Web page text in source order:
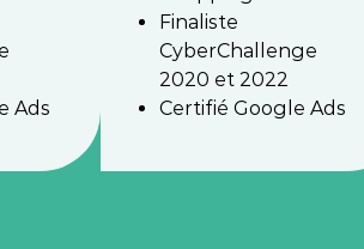
Ads
Finaliste
CyberChallenge
2020 et 2022
Certifié Google Ads